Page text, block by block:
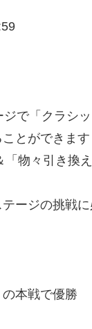
で「クラシ
とができます
物々引き換え
ージの挑戦
本戦で優勝